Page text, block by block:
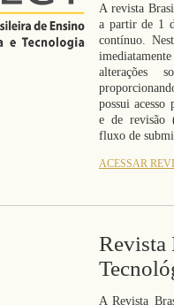
A revista
a partir de 1
contínuo.
alterações
possui
e de revisão
fluxo de
ACESSAR
Revista
A Revista